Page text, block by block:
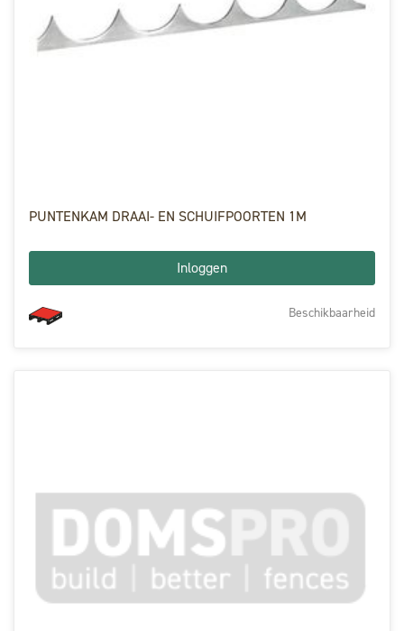
PUNTENKAM DRAAI- EN SCHUIFPOORTEN 1M
Inloggen
Beschikbaarheid